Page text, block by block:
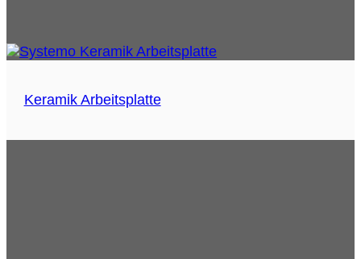
Keramik Arbeitsplatte